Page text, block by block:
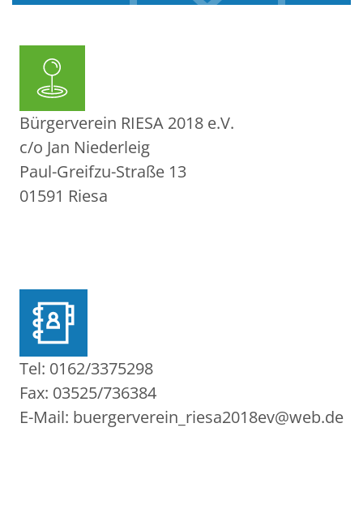
Bürgerverein RIESA 2018 e.V.
c/o Jan Niederleig
Paul-Greifzu-Straße 13
01591 Riesa
Tel: 0162/3375298
Fax: 03525/736384
E-Mail: buergerverein_riesa2018ev@web.de